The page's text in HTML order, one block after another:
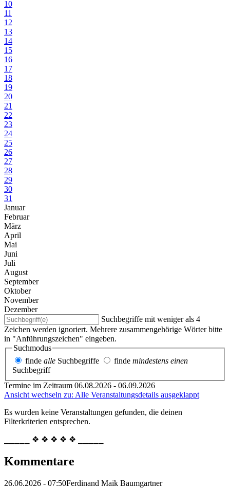
10
11
12
13
14
15
16
17
18
19
20
21
22
23
24
25
26
27
28
29
30
31
Januar
Februar
März
April
Mai
Juni
Juli
August
September
Oktober
November
Dezember
Suchbegriffe mit weniger als 4
Zeichen werden ignoriert. Mehrere zusammengehörige Wörter bitte
in "Anführungszeichen" eingeben.
Suchmodus
finde alle Suchbegriffe finde mindestens einen
Suchbegriff
Termine im Zeitraum 06.08.2026 - 06.09.2026
Ansicht wechseln zu: Alle Veranstaltungsdetails ausgeklappt
Es wurden keine Veranstaltungen gefunden, die deinen
Filterkriterien entsprechen.
⎯⎯⎯⎯⎯ ❖ ❖ ❖ ❖ ❖ ⎯⎯⎯⎯⎯
Kommentare
26.06.2026 - 07:50Ferdinand Maik Baumgartner